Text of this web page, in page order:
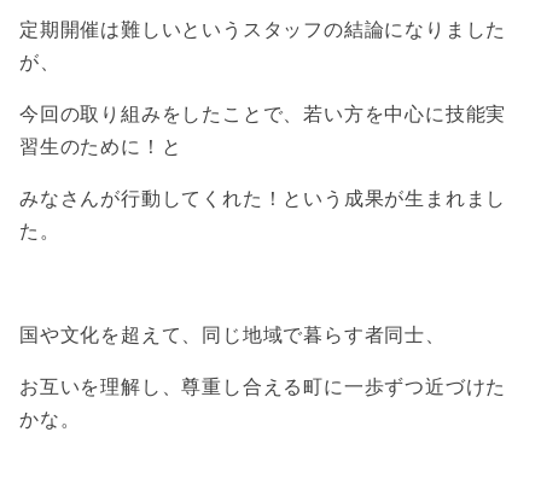
定期開催は難しいというスタッフの結論になりました
が、
今回の取り組みをしたことで、若い方を中心に技能実
習生のために！と
みなさんが行動してくれた！という成果が生まれまし
た。
国や文化を超えて、同じ地域で暮らす者同士、
お互いを理解し、尊重し合える町に一歩ずつ近づけた
かな。